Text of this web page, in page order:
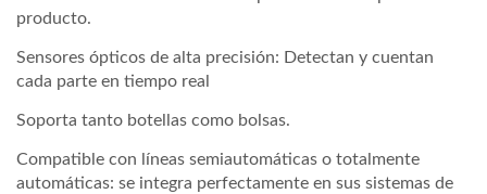
producto.
Sensores ópticos de alta precisión: Detectan y cuentan
cada parte en tiempo real
Soporta tanto botellas como bolsas.
Compatible con líneas semiautomáticas o totalmente
automáticas: se integra perfectamente en sus sistemas de